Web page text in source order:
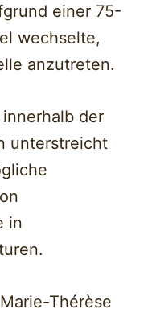
einer 75-
wechselte,
anzutreten.
der
unterstreicht
in
Thérèse